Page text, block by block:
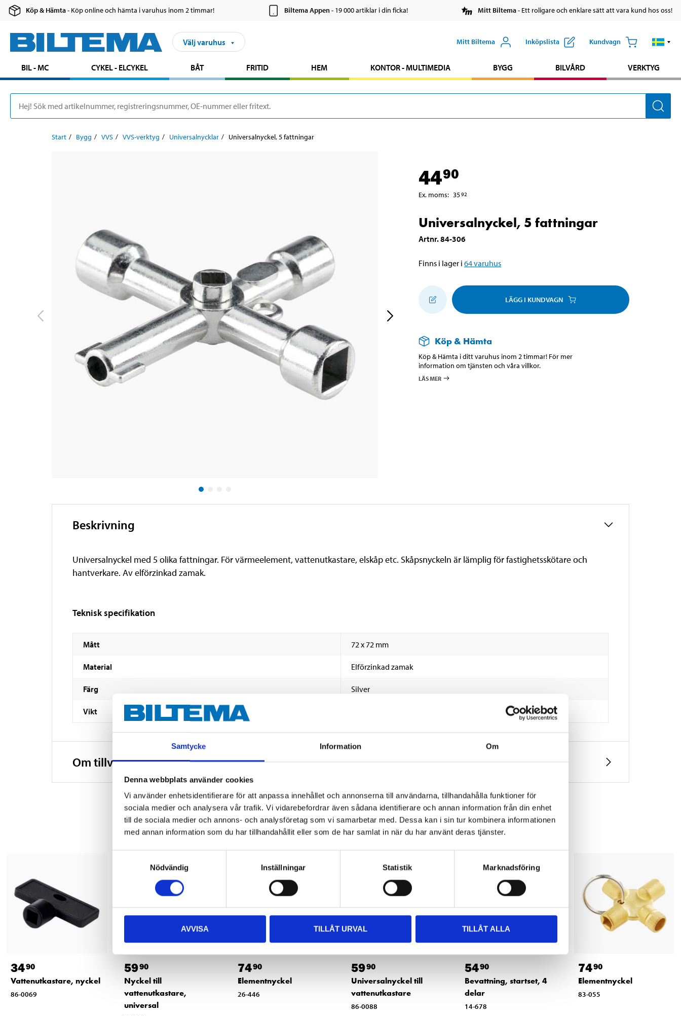
Samtycke Information Om
Denna webbplats använder cookies
Vi använder enhetsidentifierare för att anpassa innehållet och annonserna till användarna, tillhandahålla funktioner för
sociala medier och analysera vår trafik. Vi vidarebefordrar även sådana identifierare och annan information från din enhet
till de sociala medier och annons- och analysföretag som vi samarbetar med. Dessa kan i sin tur kombinera informationen
med annan information som du har tillhandahållit eller som de har samlat in när du har använt deras tjänster.
Nödvändig
Inställningar Statistik Marknadsföring
AVVISA TILLÅT URVAL TILLÅT ALLA
Köp & Hämta- Köp online och hämta i varuhus inom 2 timmar! Biltema Appen- 19 000 artiklar i din ficka! Mitt Biltema- Ett roligare och enklare sätt att vara kund hos oss!
Välj varuhus Mitt Biltema Inköpslista Kundvagn
BIL - MC CYKEL - ELCYKEL BÅT FRITID HEM KONTOR - MULTIMEDIA BYGG BILVÅRD VERKTYG
Start Bygg VVS VVS-verktyg Universalnycklar Universalnyckel, 5 fattningar
4490
Ex. moms: 3592
Universalnyckel, 5 fattningar
Artnr.84-306
Finns i lager i 64varuhus
LÄGG I KUNDVAGN
Köp & Hämta
Köp & Hämta i ditt varuhus inom 2 timmar! För mer
information om tjänsten och våra villkor.
LÄS MER
Beskrivning
Universalnyckel med 5 olika fattningar. För värmeelement, vattenutkastare, elskåp etc. Skåpsnyckeln är lämplig för fastighetsskötare och
hantverkare. Av elförzinkad zamak.
Teknisk specifikation
Mått 72 x 72 mm
Material Elförzinkad zamak
Färg Silver
Vikt
Om tillverkaren
Andra kunder köpte också
3490
Vattenutkastare, nyckel
86-0069
5990
Nyckel till
vattenutkastare,
universal
7490
Elementnyckel
26-446
5990
Universalnyckel till
vattenutkastare
86-0088
5490
Bevattning, startset, 4
delar
14-678
7490
Elementnyckel
83-055